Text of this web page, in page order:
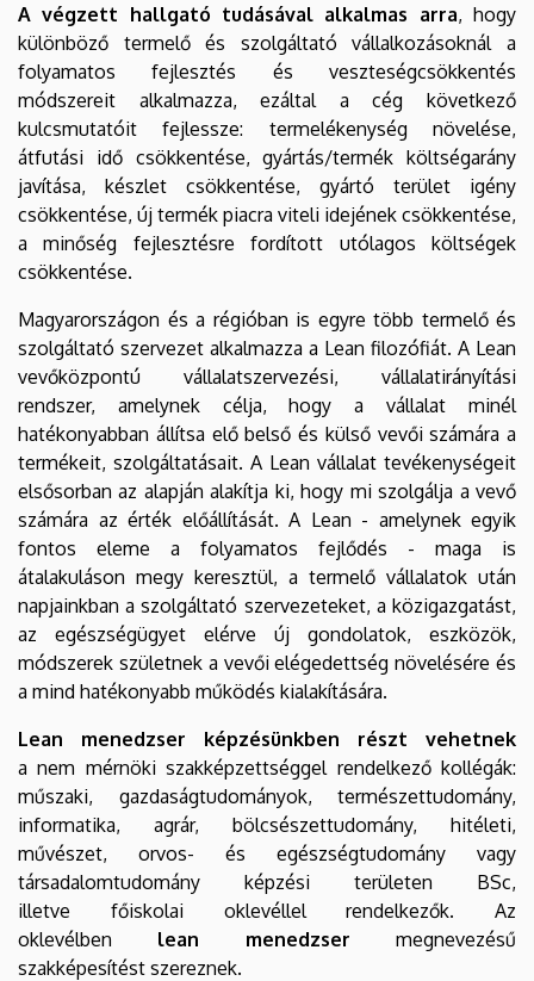
A végzett hallgató tudásával alkalmas arra, hogy
különböző termelő és szolgáltató vállalkozásoknál a
folyamatos fejlesztés és veszteségcsökkentés
módszereit alkalmazza, ezáltal a cég következő
kulcsmutatóit fejlessze: termelékenység növelése,
átfutási idő csökkentése, gyártás/termék költségarány
javítása, készlet csökkentése, gyártó terület igény
csökkentése, új termék piacra viteli idejének csökkentése,
a minőség fejlesztésre fordított utólagos költségek
csökkentése.
Magyarországon és a régióban is egyre több termelő és
szolgáltató szervezet alkalmazza a Lean filozófiát. A Lean
vevőközpontú vállalatszervezési, vállalatirányítási
rendszer, amelynek célja, hogy a vállalat minél
hatékonyabban állítsa elő belső és külső vevői számára a
termékeit, szolgáltatásait. A Lean vállalat tevékenységeit
elsősorban az alapján alakítja ki, hogy mi szolgálja a vevő
számára az érték előállítását. A Lean - amelynek egyik
fontos eleme a folyamatos fejlődés - maga is
átalakuláson megy keresztül, a termelő vállalatok után
napjainkban a szolgáltató szervezeteket, a közigazgatást,
az egészségügyet elérve új gondolatok, eszközök,
módszerek születnek a vevői elégedettség növelésére és
a mind hatékonyabb működés kialakítására.
Lean menedzser képzésünkben részt vehetnek
a nem mérnöki szakképzettséggel rendelkező kollégák:
műszaki, gazdaságtudományok, természettudomány,
informatika, agrár, bölcsészettudomány, hitéleti,
művészet, orvos- és egészségtudomány vagy
társadalomtudomány képzési területen BSc,
illetve főiskolai oklevéllel rendelkezők. Az
oklevélben lean menedzser megnevezésű
szakképesítést szereznek.